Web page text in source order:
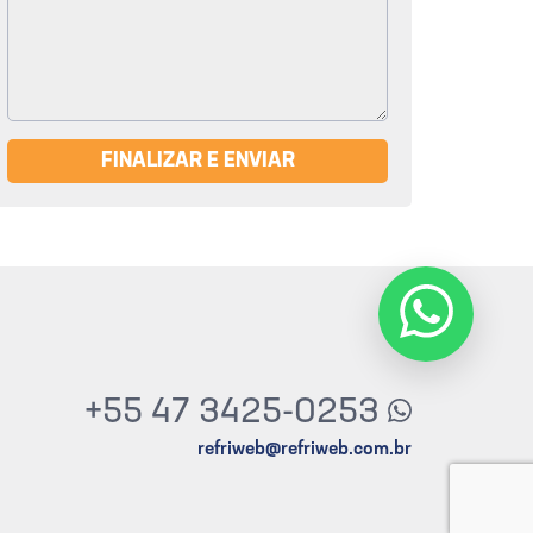
FINALIZAR E ENVIAR
+55 47 3425-0253
refriweb@refriweb.com.br